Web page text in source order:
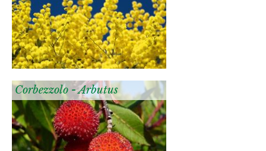
Corbezzolo - Arbutus